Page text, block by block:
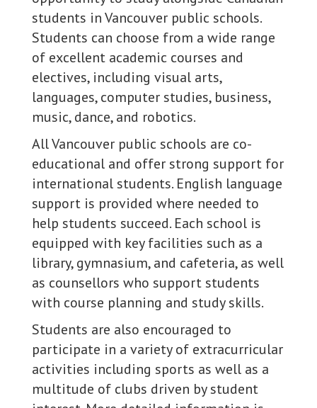
students in Vancouver public schools.
Students can choose from a wide range
of excellent academic courses and
electives, including visual arts,
languages, computer studies, business,
music, dance, and robotics.
All Vancouver public schools are co-
educational and offer strong support for
international students. English language
support is provided where needed to
help students succeed. Each school is
equipped with key facilities such as a
library, gymnasium, and cafeteria, as well
as counsellors who support students
with course planning and study skills.
Students are also encouraged to
participate in a variety of extracurricular
activities including sports as well as a
multitude of clubs driven by student